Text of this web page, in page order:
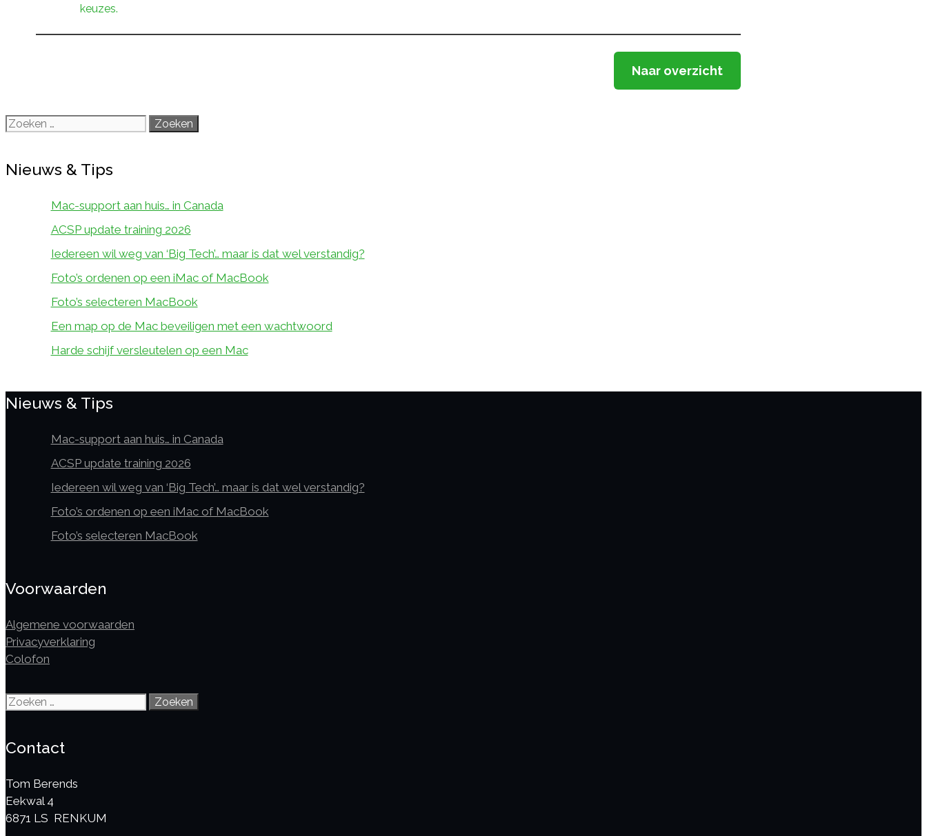
keuzes.
Naar overzicht
Zoek
Nieuws & Tips
Mac-support aan huis… in Canada
ACSP update training 2026
Iedereen wil weg van ‘Big Tech’… maar is dat wel verstandig?
Foto’s ordenen op een iMac of MacBook
Foto’s selecteren MacBook
Een map op de Mac beveiligen met een wachtwoord
Harde schijf versleutelen op een Mac
Nieuws & Tips
Mac-support aan huis… in Canada
ACSP update training 2026
Iedereen wil weg van ‘Big Tech’… maar is dat wel verstandig?
Foto’s ordenen op een iMac of MacBook
Foto’s selecteren MacBook
Voorwaarden
Algemene voorwaarden
Privacyverklaring
Colofon
Zoek
Contact
Tom Berends
Eekwal 4
6871 LS RENKUM